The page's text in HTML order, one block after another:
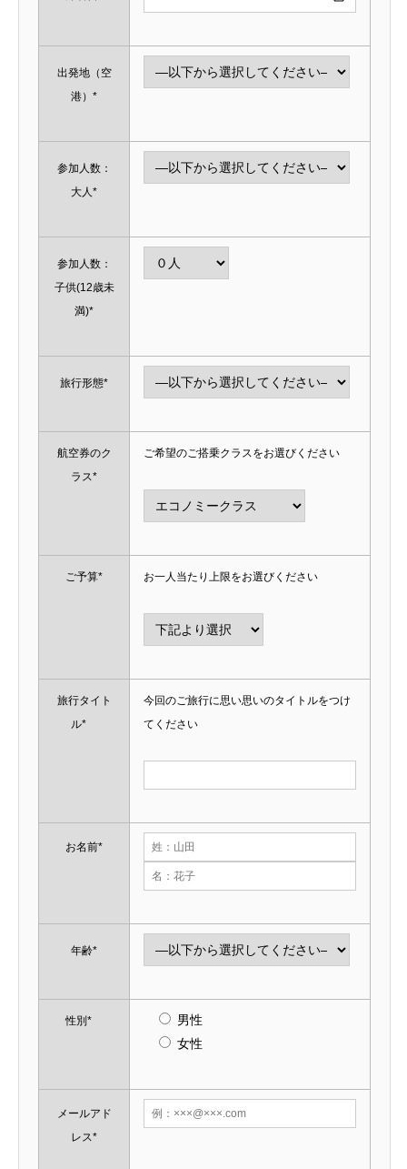
出発地（空
港）*
参加人数：
大人*
参加人数：
子供(12歳未
満)*
旅行形態*
航空券のク
ラス*
ご希望のご搭乗クラスをお選びください
ご予算* お一人当たり上限をお選びください
旅行タイト
ル*
今回のご旅行に思い思いのタイトルをつけ
てください
お名前*
年齢*
性別*
男性
女性
メールアド
レス*